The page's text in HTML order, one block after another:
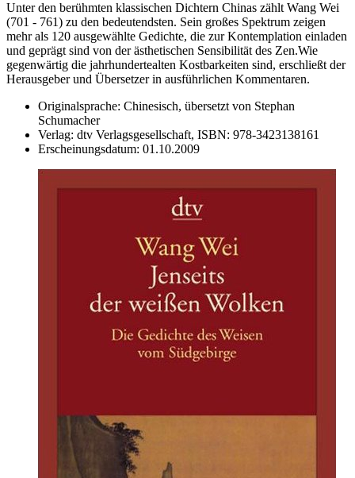
Unter den berühmten klassischen Dichtern Chinas zählt Wang Wei
(701 - 761) zu den bedeutendsten. Sein großes Spektrum zeigen
mehr als 120 ausgewählte Gedichte, die zur Kontemplation einladen
und geprägt sind von der ästhetischen Sensibilität des Zen.Wie
gegenwärtig die jahrhundertealten Kostbarkeiten sind, erschließt der
Herausgeber und Übersetzer in ausführlichen Kommentaren.
Originalsprache: Chinesisch, übersetzt von Stephan
Schumacher
Verlag: dtv Verlagsgesellschaft, ISBN: 978-3423138161
Erscheinungsdatum: 01.10.2009